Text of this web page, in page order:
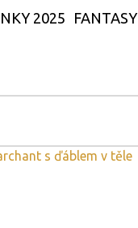
2025 FANTASY
s ďáblem v těle